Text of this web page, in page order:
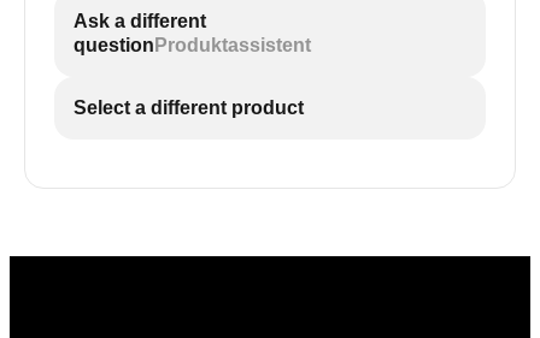
Ask a different
question Produktassistent
Select a different product